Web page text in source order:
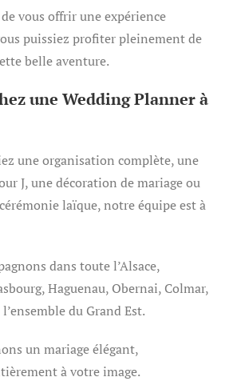
vous offrir une expérience
puissiez profiter pleinement de
belle aventure.
une Wedding Planner à
une organisation complète, une
J, une décoration de mariage ou
laïque, notre équipe est à
dans toute l’Alsace,
Haguenau, Obernai, Colmar,
du Grand Est.
un mariage élégant,
à votre image.